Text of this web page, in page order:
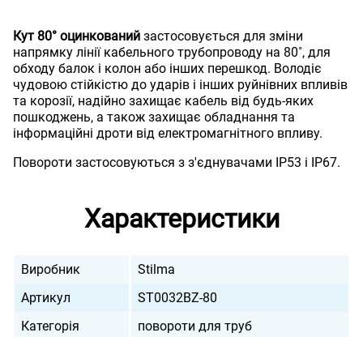
Кут 80° оцинкований застосовується для зміни
напрямку лінії кабельного трубопроводу на 80˚, для
обходу балок і колон або інших перешкод. Володіє
чудовою стійкістю до ударів і інших руйнівних впливів
та корозії, надійно захищає кабель від будь-яких
пошкоджень, а також захищає обладнання та
інформаційні дроти від електромагнітного впливу.
Повороти застосовуються з з'єднувачами IP53 і IP67.
Характеристики
Виробник
Stilma
Артикул
ST0032BZ-80
Категорія
повороти для труб